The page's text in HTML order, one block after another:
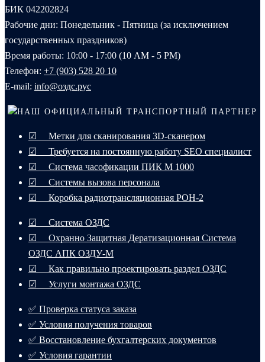
БИК 042202824
Рабочие дни: Понедельник - Пятница (за исключением
государственных праздников)
Время работы: 10:00 - 17:00 (10 AM - 5 PM)
Телефон: +7 (903) 528 20 10‬
E-mail: info@оздс.рус
НАШ ОФИЦИАЛЬНЫЙ ТРАНСПОРТНЫЙ ПАРТНЕР
☑ Метки для сканирования 3D-сканером
☑ Требуется на постоянную работу SEO специалист
☑ Система часофикации ПИК М 1000
☑ Системы вызова персонала
☑ Коробка радиотрансляционная РОН-2
☑ Система ОЗДС
☑ Охранно Защитная Дератизационная Система
ОЗДС АПК ОЗДУ-М
☑ Как правильно проектировать раздел ОЗДС
☑ Услуги монтажа ОЗДС
✅ Проверка статуса заказа
✅ Условия получения товаров
✅ Восстановление бухгалтерских документов
✅ Условия гарантии